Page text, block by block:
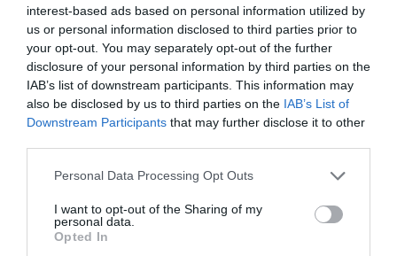
interest-based ads based on personal information utilized by
us or personal information disclosed to third parties prior to
your opt-out. You may separately opt-out of the further
disclosure of your personal information by third parties on the
IAB’s list of downstream participants. This information may
also be disclosed by us to third parties on the IAB’s List of
Downstream Participants that may further disclose it to other
Please note that this website/app uses one or more Google
not limited to your visit or usage behaviour. You may click to
grant or deny consent to Google and its third-party tags to
use your data for below specified purposes in below Google
Personal Data Processing Opt Outs
I want to opt-out of the Sharing of my
personal data.
Opted In
Preses klubs 6. septembris, 2024, 1. daļa
pirms 1 gada
Pilnais raidījums